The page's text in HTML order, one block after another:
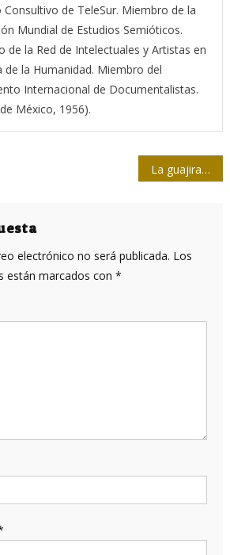
Consultivo de TeleSur. Miembro de la
Mundial de Estudios Semióticos.
de la Red de Intelectuales y Artistas en
de la Humanidad. Miembro del
Internacional de Documentalistas.
México, 1956).
La guajira más simpática de la radio y la televisión
electrónico no será publicada. Los
están marcados con *